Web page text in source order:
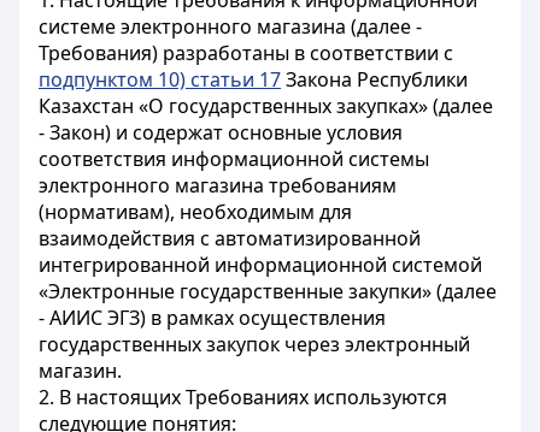
системе электронного магазина (далее -
Требования) разработаны в соответствии с
подпунктом 10) статьи 17Закона Республики
Казахстан «О государственных закупках» (далее
- Закон) и содержат основные условия
соответствия информационной системы
электронного магазина требованиям
(нормативам), необходимым для
взаимодействия с автоматизированной
интегрированной информационной системой
«Электронные государственные закупки» (далее
- АИИС ЭГЗ) в рамках осуществления
государственных закупок через электронный
магазин.
2. В настоящих Требованиях используются
следующие понятия: